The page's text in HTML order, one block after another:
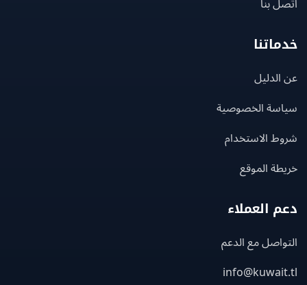
الخصوصية
الاستخدام
الموقع
العملاء
مع الدعم